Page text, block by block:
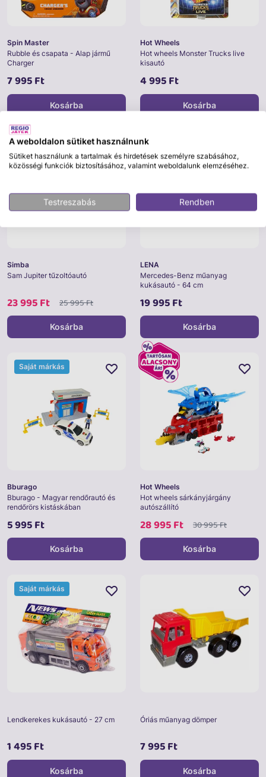
Spin Master
Rubble és csapata - Alap jármű
Charger
7 995 Ft
Kosárba
Hot Wheels
Hot wheels Monster Trucks live
kisautó
4 995 Ft
Kosárba
Simba
Sam Jupiter tűzoltóautó
23 995 Ft 25 995 Ft
Kosárba
LENA
Mercedes-Benz műanyag
kukásautó - 64 cm
19 995 Ft
Kosárba
Bburago
Bburago - Magyar rendőrautó és
rendőrörs kistáskában
5 995 Ft
Saját márkás
Kosárba
Hot Wheels
Hot wheels sárkányjárgány
autószállító
28 995 Ft 30 995 Ft
Kosárba
Lendkerekes kukásautó - 27 cm
1 495 Ft
Saját márkás
Kosárba
Óriás műanyag dömper
7 995 Ft
Kosárba
A weboldalon sütiket használnunk
Sütiket használunk a tartalmak és hirdetések személyre szabásához,
közösségi funkciók biztosításához, valamint weboldalunk elemzéséhez.
Testreszabás Rendben